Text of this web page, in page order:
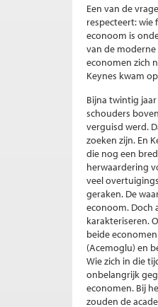
Een van de
respecteert: wie
econoom is
van de
economen zich
Keynes kwam
Bijna twintig
schouders
verguisd werd.
zoeken zijn. En
die nog een
herwaardering
veel
geraken. De
econoom. Doch
karakteriseren.
beide
(Acemoglu) en
Wie zich in die
onbelangrijk
economen. Bij
zouden de